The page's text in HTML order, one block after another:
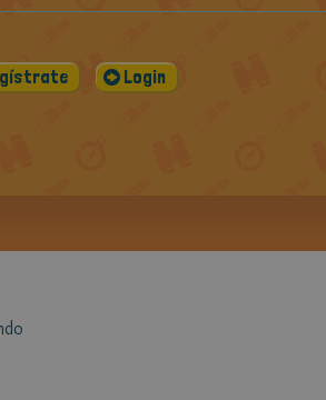
Login